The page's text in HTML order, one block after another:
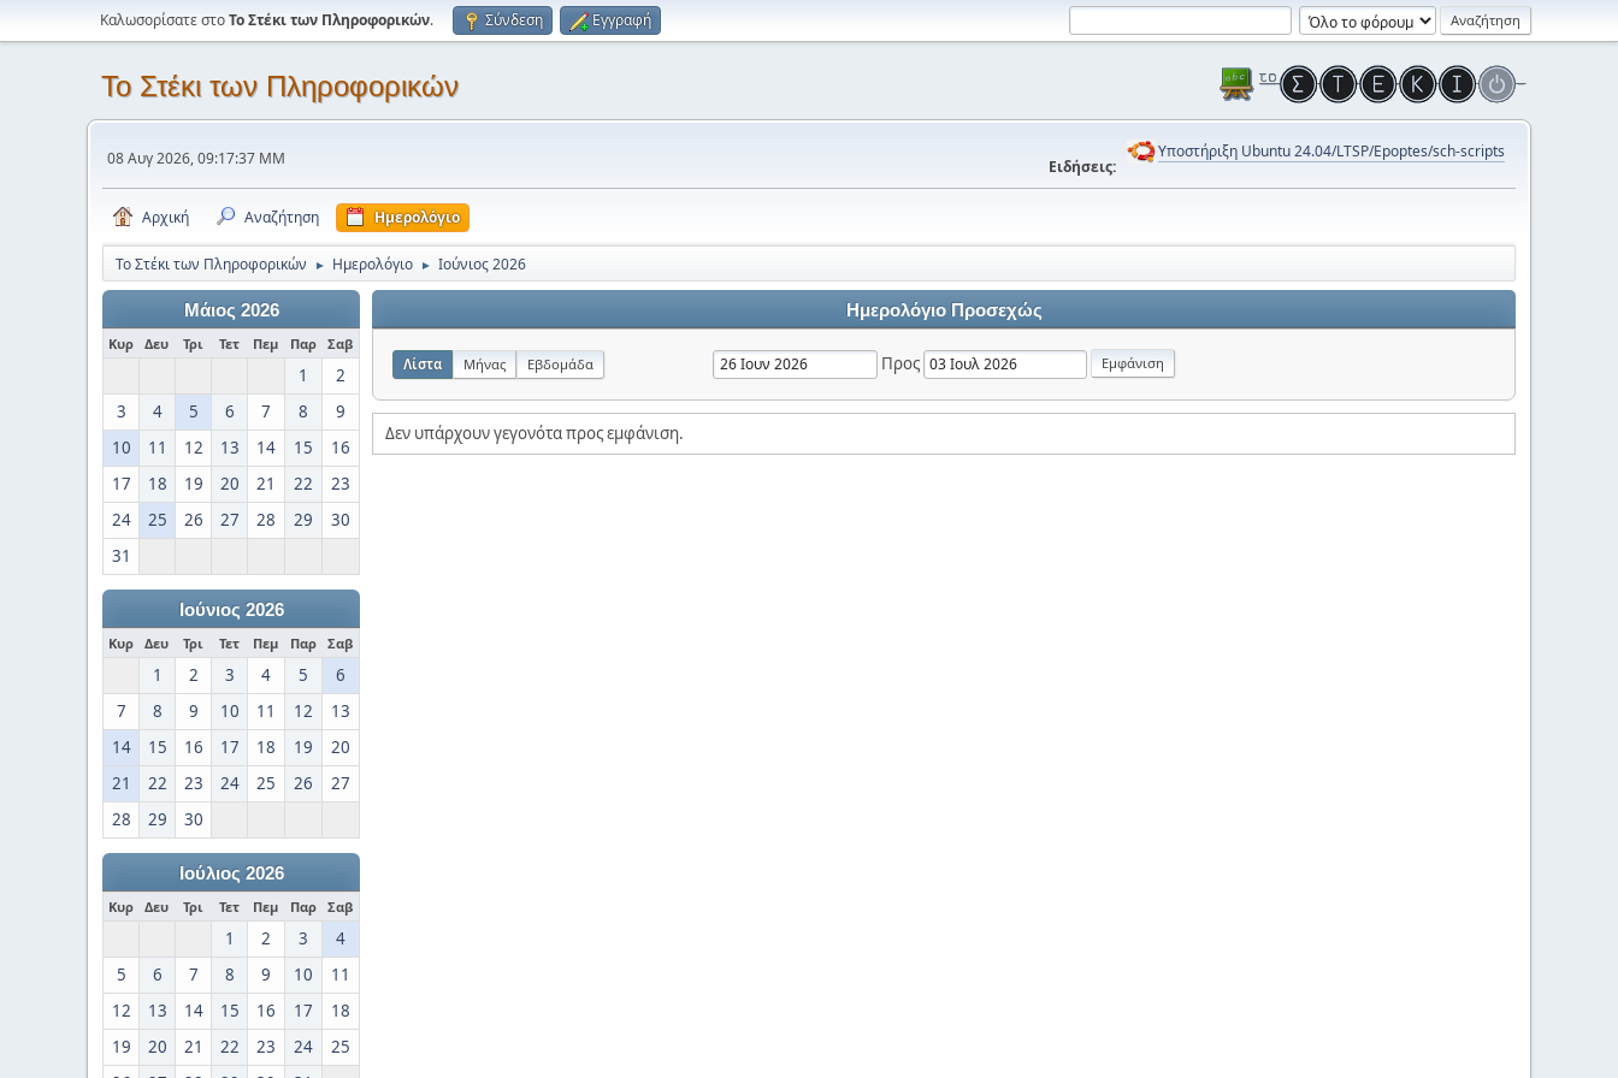
Καλωσορίσατε στοΤο Στέκι των Πληροφορικών. Σύνδεση Εγγραφή
Το Στέκι των Πληροφορικών
08 Αυγ 2026, 09:17:37 ΜΜ Ειδήσεις:
Υποστήριξη Ubuntu 24.04/LTSP/Epoptes/sch-scripts
Αρχική Αναζήτηση Ημερολόγιο
Το Στέκι των Πληροφορικών ► Ημερολόγιο ► Ιούνιος 2026
Μάιος 2026
Κυρ Δευ Τρι Τετ Πεμ Παρ Σαβ
1
2
3
4 5 6 7 8
9
10
11 12 13 14 15
16
17
18 19 20 21 22
23
24
25 26 27 28 29
30
31
Ιούνιος 2026
Κυρ Δευ Τρι Τετ Πεμ Παρ Σαβ
1 2 3 4 5
6
7
8 9 10 11 12
13
14
15 16 17 18 19
20
21
22 23 24 25 26
27
28
29 30
Ιούλιος 2026
Κυρ Δευ Τρι Τετ Πεμ Παρ Σαβ
1 2 3
4
5
6 7 8 9 10
11
12
13 14 15 16 17
18
19
20 21 22 23 24
25
Ημερολόγιο Προσεχώς
Λίστα Μήνας Εβδομάδα Προς
Δεν υπάρχουν γεγονότα προς εμφάνιση.